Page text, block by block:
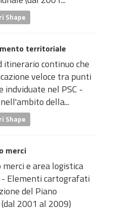
Shape
territoriale
continuo che
veloce tra punti
nel PSC -
della...
Shape
merci
e area logistica
Elementi cartografati
del Piano
2001 al 2009)